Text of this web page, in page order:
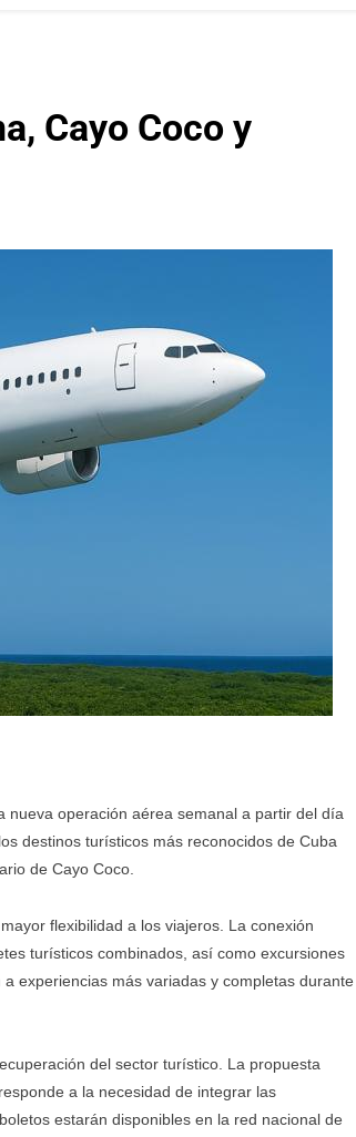
Cayo Coco y
nueva operación aérea semanal a partir del día
destinos turísticos más reconocidos de Cuba
de Cayo Coco.
flexibilidad a los viajeros. La conexión
turísticos combinados, así como excursiones
experiencias más variadas y completas durante
del sector turístico. La propuesta
a la necesidad de integrar las
estarán disponibles en la red nacional de